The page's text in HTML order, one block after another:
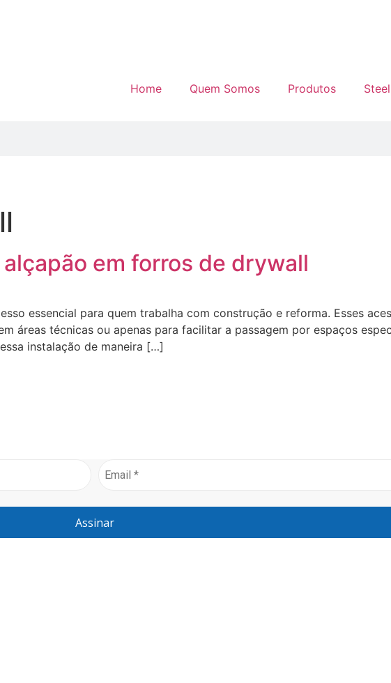
Home Quem Somos Produtos
em forros de drywall
essencial para quem trabalha com construção e reforma. Esses
áreas técnicas ou apenas para facilitar a passagem por espaços
instalação de maneira […]
Assinar